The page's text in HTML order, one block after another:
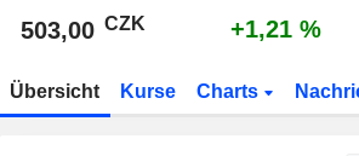
503,00 CZK +1,21 %
Übersicht Kurse Charts